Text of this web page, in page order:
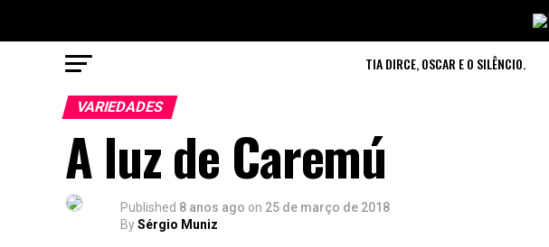
TIA DIRCE, OSCAR E O SILÊNCIO.
VARIEDADES
A luz de Caremú
Published 8 anos ago on 25 de março de 2018
BySérgio Muniz